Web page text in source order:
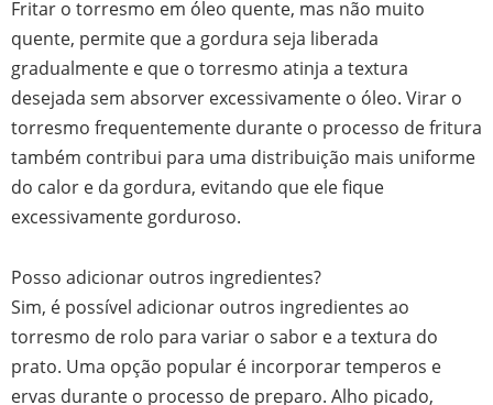
Fritar o torresmo em óleo quente, mas não muito
quente, permite que a gordura seja liberada
gradualmente e que o torresmo atinja a textura
desejada sem absorver excessivamente o óleo. Virar o
torresmo frequentemente durante o processo de fritura
também contribui para uma distribuição mais uniforme
do calor e da gordura, evitando que ele fique
excessivamente gorduroso.
Posso adicionar outros ingredientes?
Sim, é possível adicionar outros ingredientes ao
torresmo de rolo para variar o sabor e a textura do
prato. Uma opção popular é incorporar temperos e
ervas durante o processo de preparo. Alho picado,